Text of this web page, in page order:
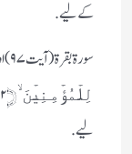
کے لیے.
سورۃ بقرۃ (آیت ۹۷) اور سورۃ النمل (آیت۲) میں ہے
لِلۡمُؤۡمِنِیۡنَ ۙ
لیے.